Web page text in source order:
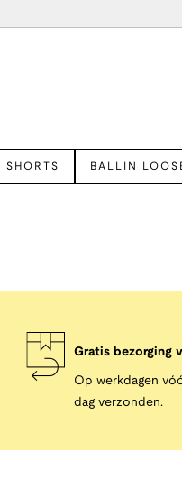
SHORTS BALLIN
Gratis bezorging
Op werkdagen
dag verzonden.